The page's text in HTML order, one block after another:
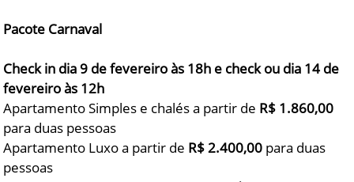
Pacote Carnaval
Check in dia 9 de fevereiro às 18h e check ou dia 14 de
fevereiro às 12h
Apartamento Simples e chalés a partir de R$ 1.860,00
para duas pessoas
Apartamento Luxo a partir de R$ 2.400,00 para duas
pessoas